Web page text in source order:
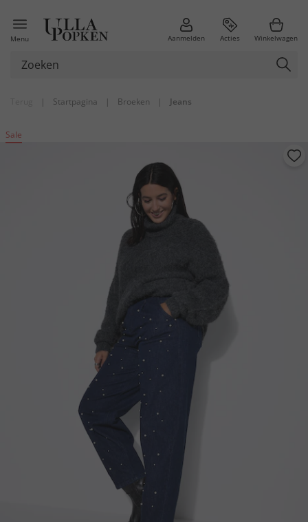
Menu Aanmelden Acties Winkelwagen
| Startpagina | Broeken | Jeans
Sale